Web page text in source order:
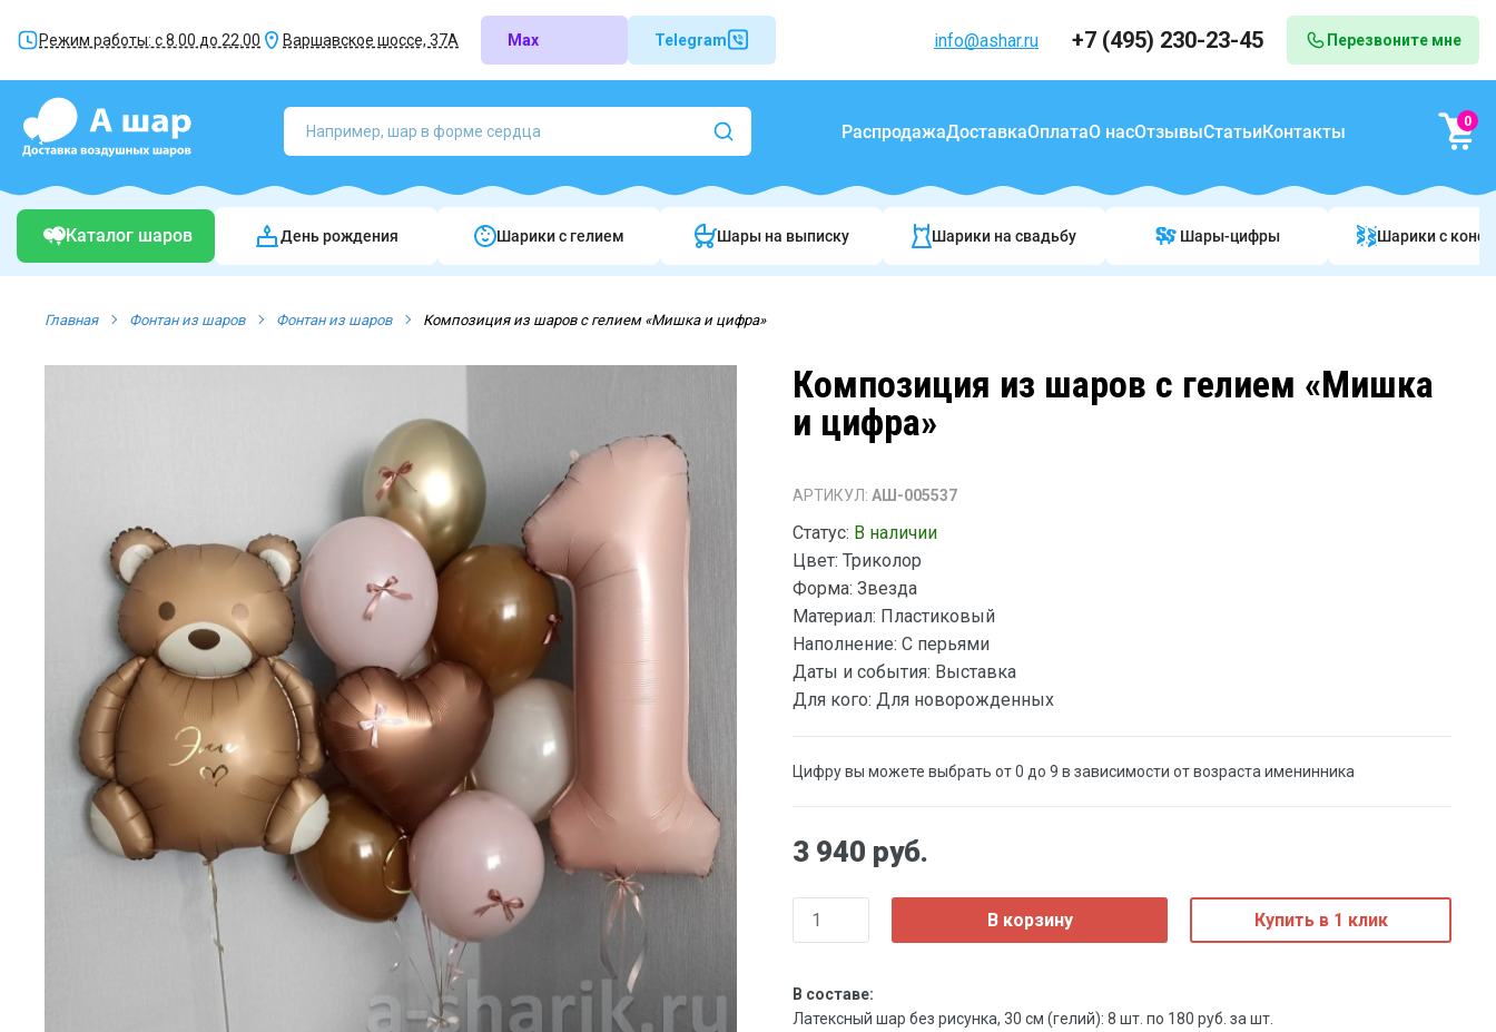
Режим работы: с 8.00 до 22.00 Варшавское шоссе, 37А Max Telegram info@ashar.ru +7 (495) 230-23-45 Перезвоните мне
РаспродажаДоставкаОплатаО насОтзывыСтатьиКонтакты 0
Каталог шаров День рождения Шарики c гелием Шары на выписку Шарики на свадьбу Шары-цифры Шарики c
Главная Фонтан из шаров Фонтан из шаров Композиция из шаров с гелием «Мишка и цифра»
Композиция из шаров с гелием «Мишка
и цифра»
АРТИКУЛ: АШ-005537
Статус: В наличии
Цвет: Триколор
Форма: Звезда
Материал: Пластиковый
Наполнение: С перьями
Даты и события: Выставка
Для кого: Для новорожденных
Цифру вы можете выбрать от 0 до 9 в зависимости от возраста именинника
3 940 руб.
В корзину Купить в 1 клик
В составе:
Латексный шар без рисунка, 30 см (гелий): 8 шт. по 180 руб. за шт.